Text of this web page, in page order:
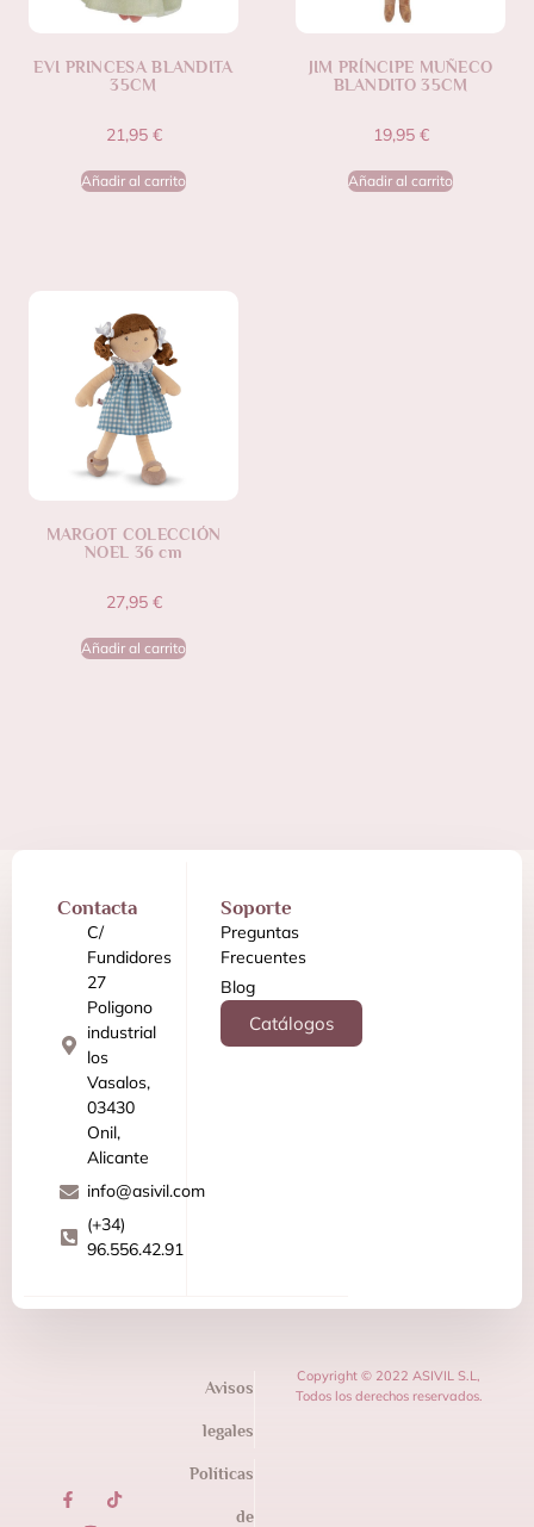
EVI PRINCESA BLANDITA
35CM
21,95 €
Añadir al carrito
JIM PRÍNCIPE MUÑECO
BLANDITO 35CM
19,95 €
Añadir al carrito
MARGOT COLECCIÓN
NOEL 36 cm
27,95 €
Añadir al carrito
Contacta
C/
Fundidores
27
Poligono
industrial
los
Vasalos,
03430
Onil,
Alicante
info@asivil.com
(+34)
96.556.42.91
Soporte
Preguntas
Frecuentes
Blog
Catálogos
Avisos
legales
Políticas
de
Copyright © 2022 ASIVIL S.L,
Todos los derechos reservados.